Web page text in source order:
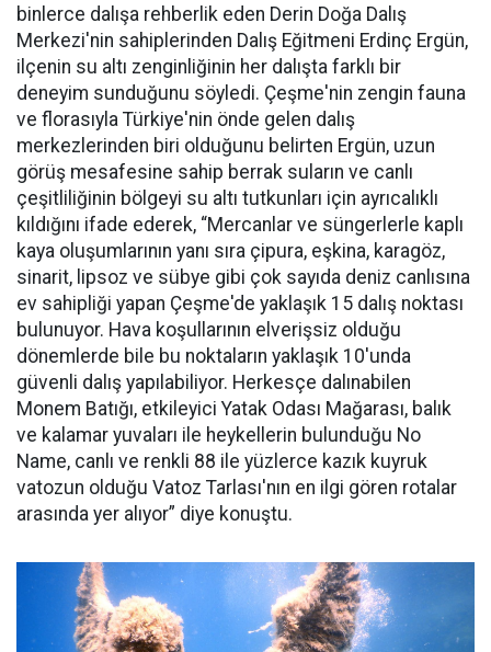
binlerce dalışa rehberlik eden Derin Doğa Dalış
Merkezi'nin sahiplerinden Dalış Eğitmeni Erdinç Ergün,
ilçenin su altı zenginliğinin her dalışta farklı bir
deneyim sunduğunu söyledi. Çeşme'nin zengin fauna
ve florasıyla Türkiye'nin önde gelen dalış
merkezlerinden biri olduğunu belirten Ergün, uzun
görüş mesafesine sahip berrak suların ve canlı
çeşitliliğinin bölgeyi su altı tutkunları için ayrıcalıklı
kıldığını ifade ederek, “Mercanlar ve süngerlerle kaplı
kaya oluşumlarının yanı sıra çipura, eşkina, karagöz,
sinarit, lipsoz ve sübye gibi çok sayıda deniz canlısına
ev sahipliği yapan Çeşme'de yaklaşık 15 dalış noktası
bulunuyor. Hava koşullarının elverişsiz olduğu
dönemlerde bile bu noktaların yaklaşık 10'unda
güvenli dalış yapılabiliyor. Herkesçe dalınabilen
Monem Batığı, etkileyici Yatak Odası Mağarası, balık
ve kalamar yuvaları ile heykellerin bulunduğu No
Name, canlı ve renkli 88 ile yüzlerce kazık kuyruk
vatozun olduğu Vatoz Tarlası'nın en ilgi gören rotalar
arasında yer alıyor” diye konuştu.